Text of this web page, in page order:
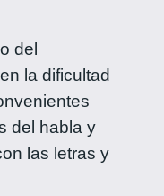
del
la dificultad
del habla y
las letras y